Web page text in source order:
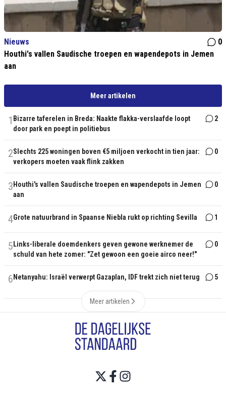
Nieuws
0
Houthi's vallen Saudische troepen en wapendepots in Jemen
aan
Meer artikelen
1 Bizarre taferelen in Breda: Naakte flakka-verslaafde loopt
door park en poept in politiebus
2
2Slechts 225 woningen boven €5 miljoen verkocht in tien jaar:
verkopers moeten vaak flink zakken
0
3 Houthi's vallen Saudische troepen en wapendepots in Jemen
aan
0
4Grote natuurbrand in Spaanse Niebla rukt op richting Sevilla 1
5 Links-liberale doemdenkers geven gewone werknemer de
schuld van hete zomer: "Zet gewoon een goeie airco neer!"
0
6 Netanyahu: Israël verwerpt Gazaplan, IDF trekt zich niet terug 5
Meer artikelen